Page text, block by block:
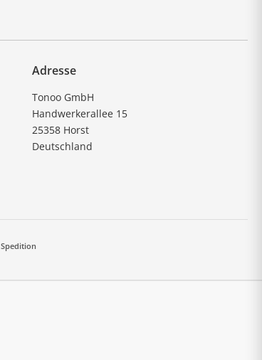
Adresse
Tonoo GmbH
Handwerkerallee 15
25358 Horst
Deutschland
Spedition